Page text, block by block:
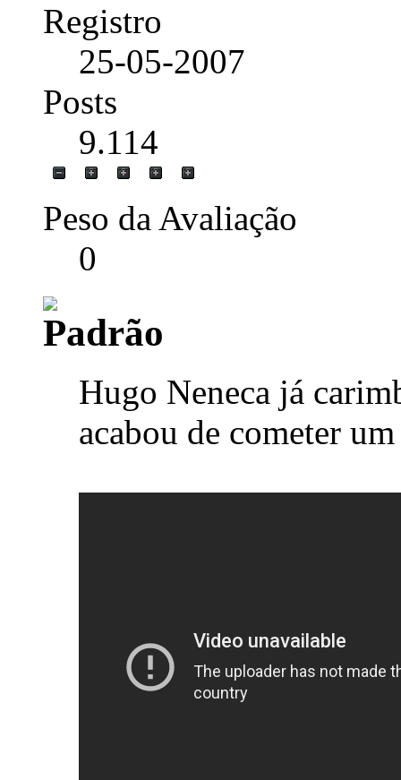
Registro
25-05-2007
Posts
9.114
Peso da Avaliação
0
Hugo Neneca já
acabou de cometer